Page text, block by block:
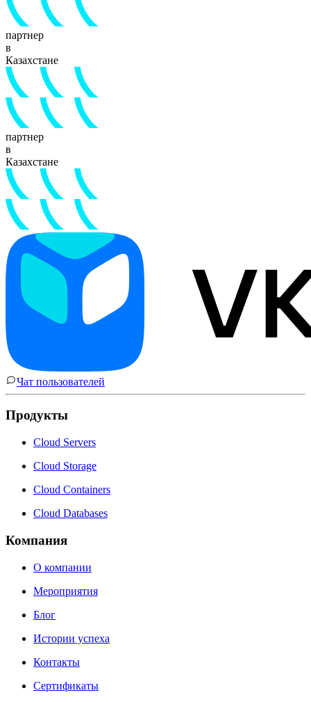
партнер
в
Казахстане
партнер
в
Казахстане
Чат пользователей
Продукты
Cloud Servers
Cloud Storage
Cloud Containers
Cloud Databases
Компания
О компании
Мероприятия
Блог
Истории успеха
Контакты
Сертификаты